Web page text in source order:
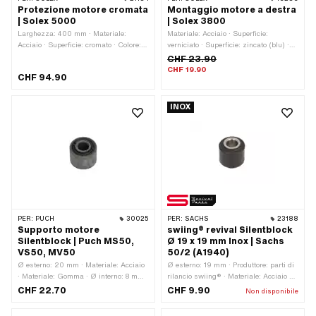
Protezione motore cromata
| Solex 5000
Larghezza: 400 mm · Materiale:
Acciaio · Superficie: cromato · Colore:
2 Stk · Spaziatura tra i fori: 125 mm
CHF 94.90
Montaggio motore a destra
| Solex 3800
Materiale: Acciaio · Superficie:
verniciato · Superficie: zincato (blu) ·
Colore: argento · Colore: nero · Tipo di
montaggio: Dadi e bulloni
CHF 23.90
CHF 19.90
PER: PUCH 30025
Supporto motore
Silentblock | Puch MS50,
VS50, MV50
Ø esterno: 20 mm · Materiale: Acciaio
· Materiale: Gomma · Ø interno: 8 mm ·
Lunghezza totale: 17 mm
CHF 22.70
INOX
PER: SACHS 23188
swiing® revival Silentblock
Ø 19 x 19 mm Inox | Sachs
50/2 (A1940)
Ø esterno: 19 mm · Produttore: parti di
rilancio swiing® · Materiale: Acciaio al
cromo (colloquialmente noto come
CHF 9.90 Non disponibile